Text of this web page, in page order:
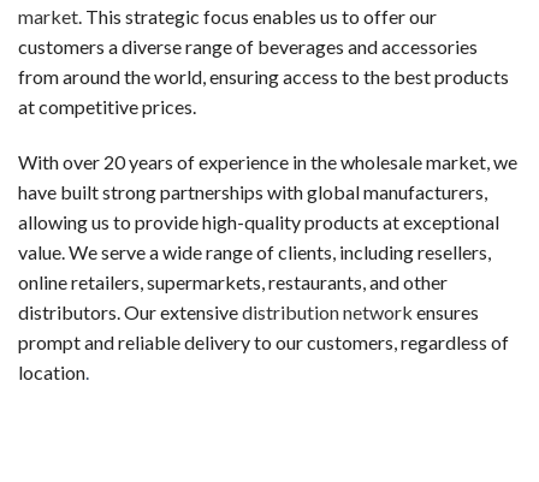
market. This strategic focus enables us to offer our
customers a diverse range of beverages and accessories
from around the world, ensuring access to the best products
at competitive prices.
With over 20 years of experience in the wholesale market, we
have built strong partnerships with global manufacturers,
allowing us to provide high-quality products at exceptional
value. We serve a wide range of clients, including resellers,
online retailers, supermarkets, restaurants, and other
distributors. Our extensivedistribution network ensures
prompt and reliable delivery to our customers, regardless of
location.
ウェルカムボーナス（デポジット特典）
最初の入金時に一般的に提供されるボーナスです。チャー
スピンボーナス
キャッシュバックボーナス
失敗した場合でも、損失の一部が戻ってくるオファーです
VIP・ハイローラー・ハイローラー
大量プレイヤーや常連客プレイヤー向けのスペシャルボー
初めての人が陥りやすい5つのミス